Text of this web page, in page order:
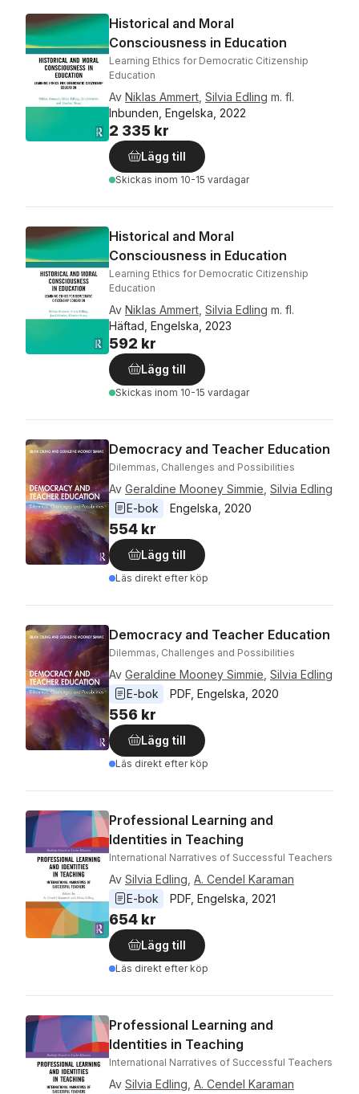
Historical and Moral
Consciousness in Education
Learning Ethics for Democratic Citizenship
Education
Av Niklas Ammert Silvia Edling m. fl.
Inbunden, Engelska, 2022
2 335 kr
Lägg till
Skickas inom 10-15 vardagar
Historical and Moral
Consciousness in Education
Learning Ethics for Democratic Citizenship
Education
Av Niklas Ammert Silvia Edling m. fl.
Häftad, Engelska, 2023
592 kr
Lägg till
Skickas inom 10-15 vardagar
Democracy and Teacher Education
Dilemmas, Challenges and Possibilities
Av Geraldine Mooney Simmie Silvia Edling
E-bok
Engelska 2020
554 kr
Lägg till
Läs direkt efter köp
Democracy and Teacher Education
Dilemmas, Challenges and Possibilities
Av Geraldine Mooney Simmie Silvia Edling
E-bok
PDF Engelska 2020
556 kr
Lägg till
Läs direkt efter köp
Professional Learning and
Identities in Teaching
International Narratives of Successful Teachers
Av Silvia Edling A. Cendel Karaman
E-bok
PDF Engelska 2021
654 kr
Lägg till
Läs direkt efter köp
Professional Learning and
Identities in Teaching
International Narratives of Successful Teachers
Av Silvia Edling A. Cendel Karaman